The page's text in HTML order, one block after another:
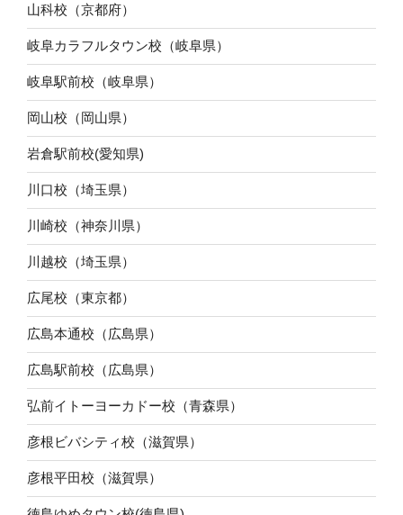
山科校（京都府）
岐阜カラフルタウン校（岐阜県）
岐阜駅前校（岐阜県）
岡山校（岡山県）
岩倉駅前校(愛知県)
川口校（埼玉県）
川崎校（神奈川県）
川越校（埼玉県）
広尾校（東京都）
広島本通校（広島県）
広島駅前校（広島県）
弘前イトーヨーカドー校（青森県）
彦根ビバシティ校（滋賀県）
彦根平田校（滋賀県）